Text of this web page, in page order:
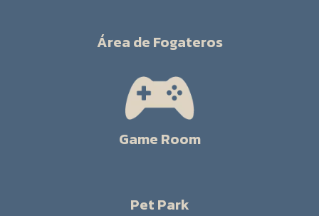
Área de Fogateros
Game Room
Pet Park